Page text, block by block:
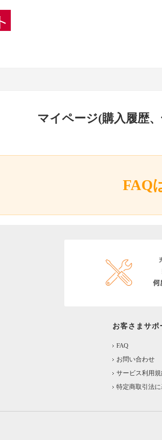
マイページ(購入履歴
FAQ
お客さまサポ
FAQ
お問い合わせ
サービス利用規
特定商取引法